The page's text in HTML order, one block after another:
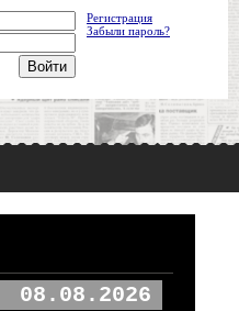
Регистрация
Забыли пароль?
08.08.2026